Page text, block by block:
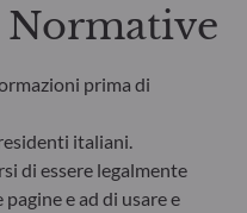
apporti un
i rischi di
forniti dal
Società di
prima di
italiani.
di essere legalmente
e ad di usare e